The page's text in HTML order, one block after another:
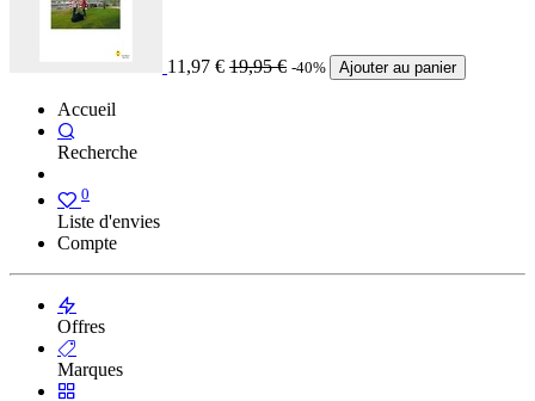
11,97 € 19,95€ -40% Ajouter au panier
Accueil
Recherche
0
Liste d'envies
Compte
Offres
Marques